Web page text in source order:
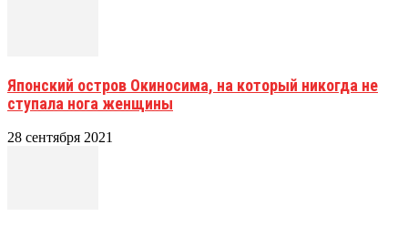
Японский остров Окиносима, на который никогда не
ступала нога женщины
28 сентября 2021